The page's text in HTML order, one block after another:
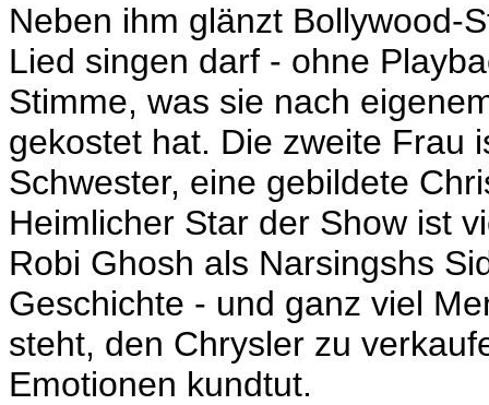
Neben ihm glänzt Bollywood-
Lied singen darf - ohne
Stimme, was sie nach
gekostet hat. Die zweite Frau
Schwester, eine gebildete
Heimlicher Star der Show ist
Robi Ghosh als Narsingshs
Geschichte - und ganz viel
steht, den Chrysler zu
Emotionen kundtut.